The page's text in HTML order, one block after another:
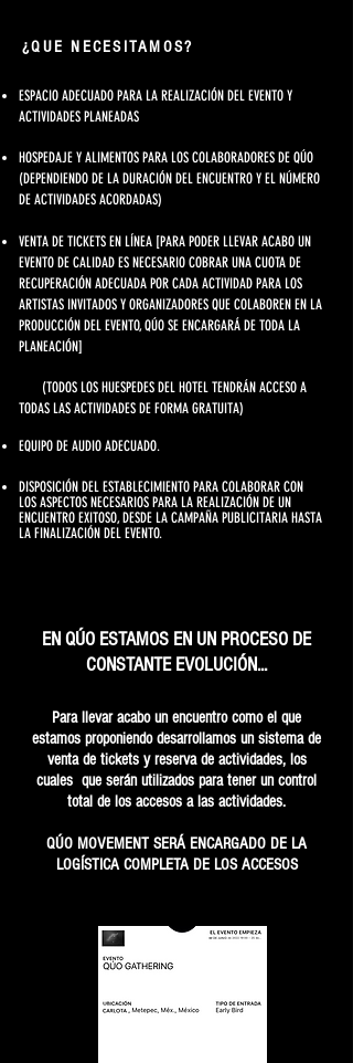
¿QUE NECESITAMOS?
ESPACIO ADECUADO PARA LA REALIZACIÓN DEL EVENTO Y
ACTIVIDADES PLANEADAS
HOSPEDAJE Y ALIMENTOS PARA LOS COLABORADORES DE QÚO
(DEPENDIENDO DE LA DURACIÓN DEL ENCUENTRO Y EL NÚMERO
DE ACTIVIDADES ACORDADAS)
VENTA DE TICKETS EN LÍNEA [PARA PODER LLEVAR ACABO UN
EVENTO DE CALIDAD ES NECESARIO COBRAR UNA CUOTA DE
RECUPERACIÓN ADECUADA POR CADA ACTIVIDAD PARA LOS
ARTISTAS INVITADOS Y ORGANIZADORES QUE COLABOREN EN LA
PRODUCCIÓN DEL EVENTO, QÚO SE ENCARGARÁ DE ​TODA LA
PLANEACIÓN]
(TODOS LOS HUESPEDES DEL HOTEL TENDRÁN ACCESO A
TODAS LAS ACTIVIDADES DE FORMA GRATUITA)
EQUIPO DE AUDIO ADECUADO.
DISPOSICIÓN DEL ESTABLECIMIENTO PARA COLABORAR CON
LOS ASPECTOS NECESARIOS PARA LA REALIZACIÓN DE UN
ENCUENTRO EXITOSO, DESDE LA CAMPAÑA PUBLICITARIA HASTA
LA FINALIZACIÓN DEL EVENTO.
EN QÚO ESTAMOS EN UN PROCESO DE
CONSTANTE EVOLUCIÓN...
Para llevar acabo un encuentro como el que
estamos proponiendo desarrollamos un sistema de
venta de tickets y reserva de actividades, los
cuales que serán utilizados para tener un control
total de los accesos a las actividades.
​QÚO MOVEMENT SERÁ ENCARGADO DE LA
LOGÍSTICA COMPLETA DE LOS ACCESOS